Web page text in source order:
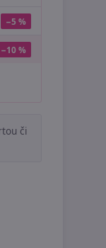
−5 %
−10 %
či